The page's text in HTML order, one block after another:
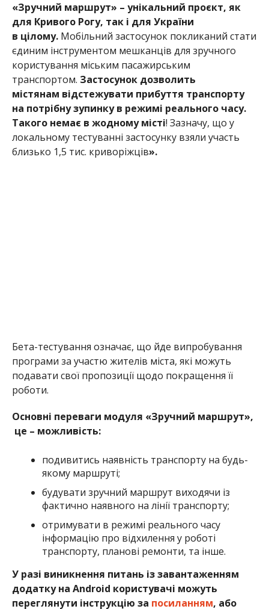
«Зручний маршрут» – унікальний проєкт, як
для Кривого Рогу, так і для України
в цілому.Мобільний застосунок покликаний стати
єдиним інструментом мешканців для зручного
користування міським пасажирським
транспортом. Застосунок дозволить
містянам відстежувати прибуття транспорту
на потрібну зупинку в режимі реального часу.
Такого немає в жодному місті! Зазначу, що у
локальному тестуванні застосунку взяли участь
близько 1,5 тис. криворіжців».
Бета-тестування означає, що йде випробування
програми за участю жителів міста, які можуть
подавати свої пропозиції щодо покращення її
роботи.
Основні переваги модуля «Зручний маршрут»,
це – можливість:
подивитись наявність транспорту на будь-
якому маршруті;
будувати зручний маршрут виходячи із
фактично наявного на лінії транспорту;
отримувати в режимі реального часу
інформацію про відхилення у роботі
транспорту, планові ремонти, та інше.
У разі виникнення питань із завантаженням
додатку на Android користувачі можуть
переглянути інструкцію за посиланням, або